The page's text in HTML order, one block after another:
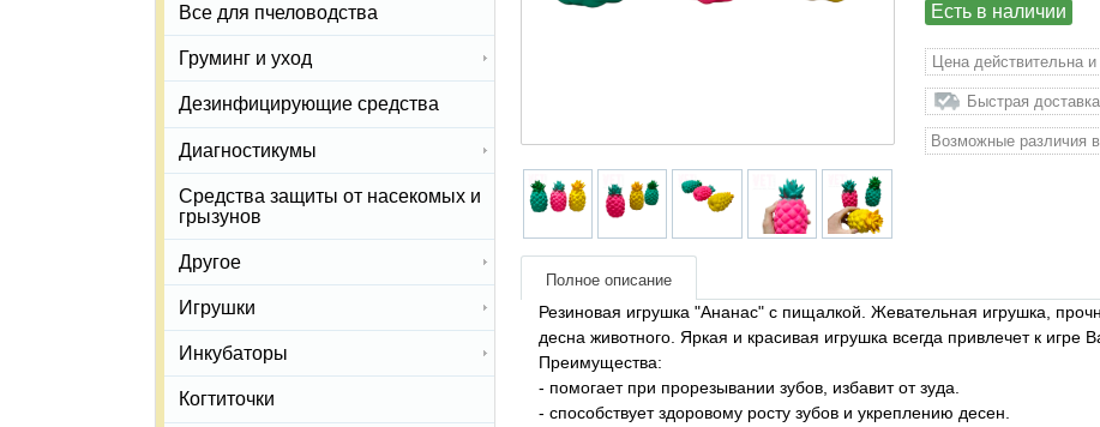
Есть в наличии
Цена действительна и
Быстрая
Возможные различия
Полное описание
Резиновая игрушка "Ананас" с пищалкой. Жевательная игрушка,
десна животного. Яркая и красивая игрушка всегда привлечет к
Преимущества:
- помогает при прорезывании зубов, избавит от зуда.
- способствует здоровому росту зубов и укреплению десен.
Все для пчеловодства
Груминг и уход
Дезинфицирующие средства
Диагностикумы
Средства защиты от насекомых и
грызунов
Другое
Игрушки
Инкубаторы
Когтиточки